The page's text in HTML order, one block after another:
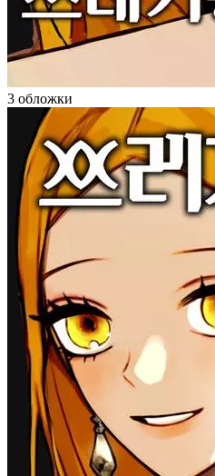
3 обложки